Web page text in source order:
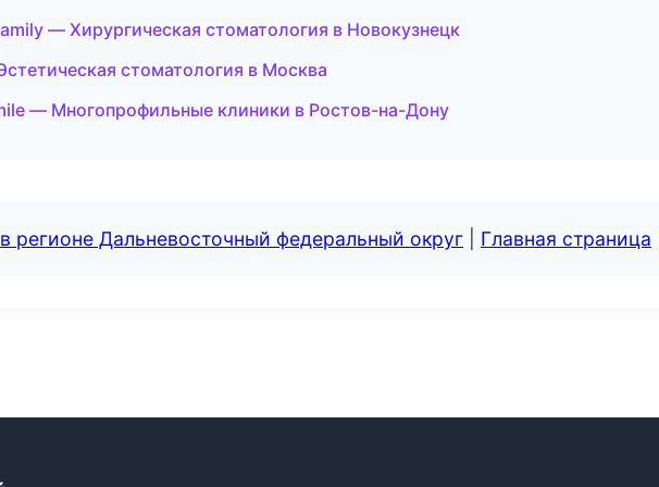
— Хирургическая стоматология в Новокузнецк
стоматология в Москва
— Многопрофильные клиники в Ростов-на-Дону
регионе Дальневосточный федеральный округ Главная страница